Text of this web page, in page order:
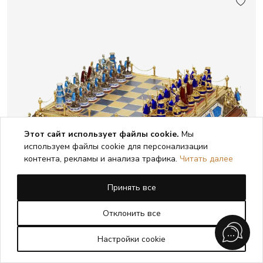
ШАХМАТНЫЙ НАБОР В СТИЛЕ
Этот сайт использует файлы cookie. Мы
используем файлы cookie для персонализации
контента, рекламы и анализа трафика. Читать далее
Принять все
Отклонить все
Настройки cookie